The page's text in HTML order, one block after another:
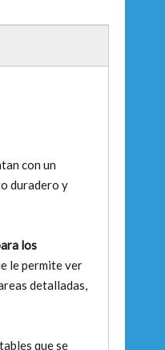
con un
duradero y
los
le permite ver
detalladas,
que se